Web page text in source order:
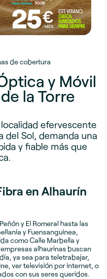
de cobertura
y Móvil
la Torre
efervescente
del Sol, demanda una
y fiable más que
en Alhaurín
y El Romeral hasta las
y Fuensanguinea,
como Calle Marbella y
alhaurinas buscan
ya sea para teletrabajar,
ver televisión por internet, o
con sus seres queridos.